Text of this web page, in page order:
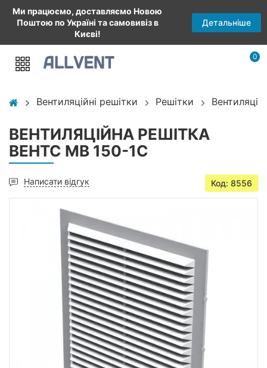
Ми працюємо, доставляємо Новою
Поштою по Україні та самовивіз в
Києві!
Детальніше
0
Вентиляційні решітки Решітки
ВЕНТИЛЯЦІЙНА РЕШІТКА
ВЕНТС МВ 150-1С
Написати відгук Код: 8556